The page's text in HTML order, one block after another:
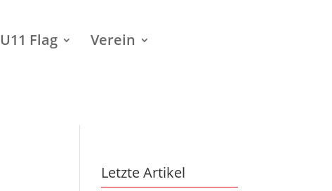
U11 Flag Verein
Letzte Artikel